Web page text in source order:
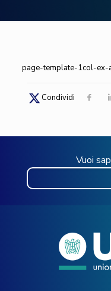
page-template-1col-ex-
Condividi
Vuoi